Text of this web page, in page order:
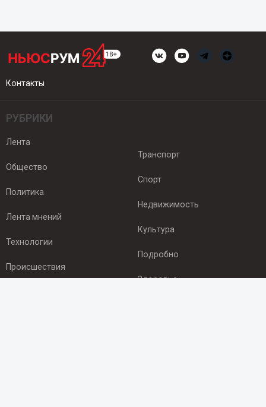
Контакты
РУБРИКИ
Лента
Общество
Политика
Лента мнений
Технологии
Происшествия
Транспорт
Спорт
Недвижимость
Культура
Подробно
Здоровье